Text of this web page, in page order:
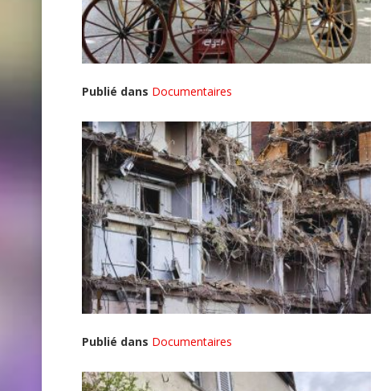
Publié dans Documentaires
Publié dans Documentaires